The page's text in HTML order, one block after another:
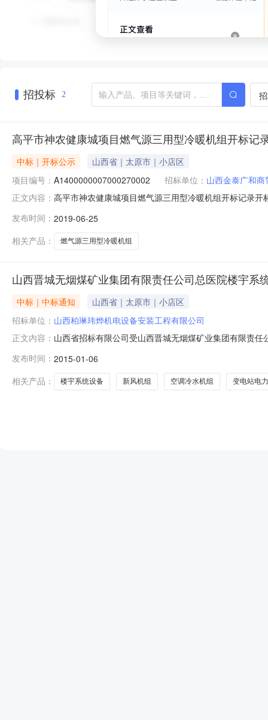
招投标 2
高平市神农健康城项目燃气源三用型冷暖机组开标记
中标｜开标公示
山西省｜太原市｜小店区
项目编号： A1400000007000270002 招标单位： 山西金泰广和
正文内容： 高平市神农健康城项目燃气源三用型冷暖机组开标记录
元,投标文件递交时间:2019-06-2422:18:29.09,投标人名
发布时间： 2019-06-25
相关产品：
燃气源三用型冷暖机组
山西晋城无烟煤矿业集团有限责任公司总医院楼宇系
中标｜中标通知
山西省｜太原市｜小店区
招标单位： 山西柏琳玮烨机电设备安装工程有限公司
正文内容： 山西省招标有限公司受山西晋城无烟煤矿业集团有限责
新通设备安装工程有限公司第二名：山西鸿业通风空调
19：音响会议系统第一名
发布时间： 2015-01-06
相关产品：
楼宇系统设备 新风机组 空调冷水机组 变电站电